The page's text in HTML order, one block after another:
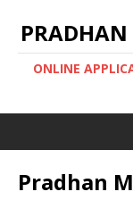
ONLINE
Pradhan